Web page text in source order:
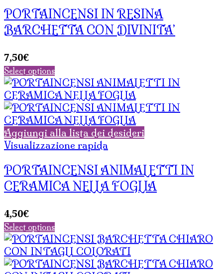
PORTAINCENSI IN RESINA
BARCHETTA CON DIVINITA’
7,50€
Select options
Aggiungi alla lista dei desideri
Visualizzazione rapida
PORTAINCENSI ANIMALETTI IN
CERAMICA NELLA FOGLIA
4,50€
Select options